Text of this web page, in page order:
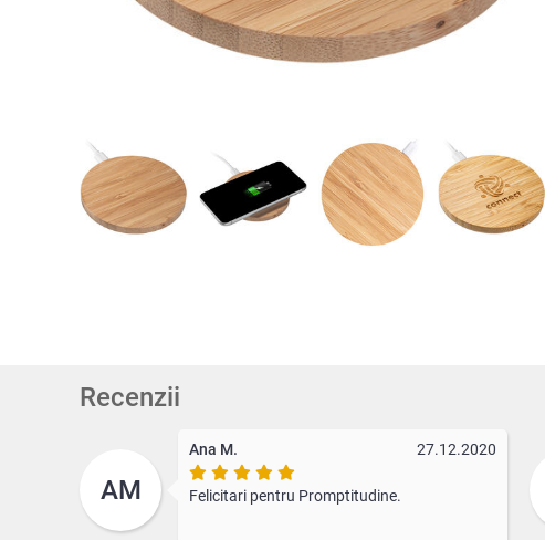
Recenzii
AM
Ana M. 27.12.2020
Felicitari pentru Promptitudine.